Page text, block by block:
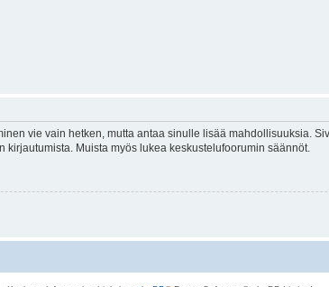
vie vain hetken, mutta antaa sinulle lisää mahdollisuuksia.
Muista myös lukea keskustelufoorumin säännöt.